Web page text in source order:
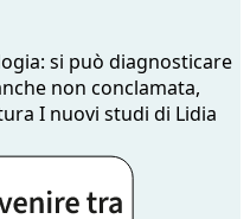
si può diagnosticare
non conclamata,
I nuovi studi di Lidia